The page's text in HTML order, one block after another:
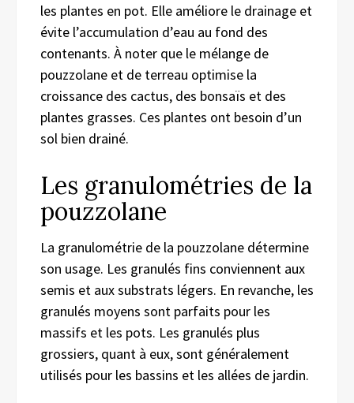
les plantes en pot. Elle améliore le drainage et
évite l’accumulation d’eau au fond des
contenants. À noter que le mélange de
pouzzolane et de terreau optimise la
croissance des cactus, des bonsaïs et des
plantes grasses. Ces plantes ont besoin d’un
sol bien drainé.
Les granulométries de la
pouzzolane
La granulométrie de la pouzzolane détermine
son usage. Les granulés fins conviennent aux
semis et aux substrats légers. En revanche, les
granulés moyens sont parfaits pour les
massifs et les pots. Les granulés plus
grossiers, quant à eux, sont généralement
utilisés pour les bassins et les allées de jardin.